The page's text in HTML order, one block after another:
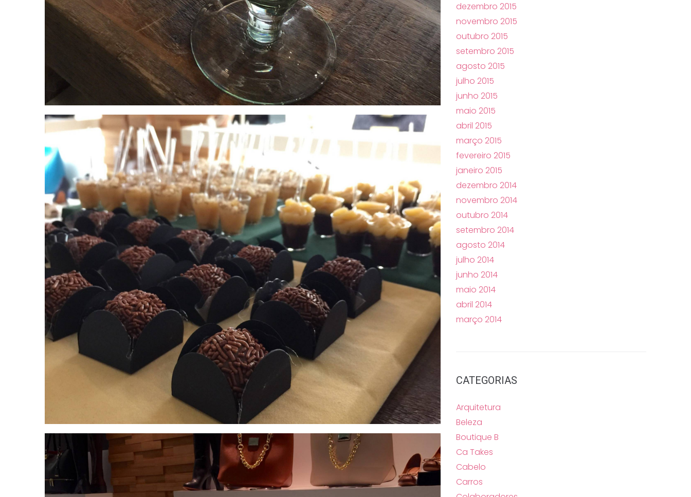
dezembro 2015
novembro 2015
outubro 2015
setembro 2015
agosto 2015
julho 2015
junho 2015
maio 2015
abril 2015
março 2015
fevereiro 2015
janeiro 2015
dezembro 2014
novembro 2014
outubro 2014
setembro 2014
agosto 2014
julho 2014
junho 2014
maio 2014
abril 2014
março 2014
CATEGORIAS
Arquitetura
Beleza
Boutique B
Ca Takes
Cabelo
Carros